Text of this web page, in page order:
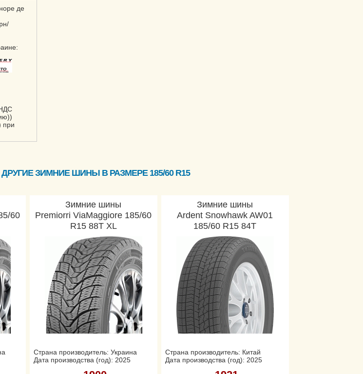
де
при
ДРУГИЕ ЗИМНИЕ ШИНЫ В РАЗМЕРЕ 185/60 R15
60
Зимние шины
Premiorri ViaMaggiore 185/60
R15 88T XL
Страна производитель: Украина
Дата производства (год): 2025
Зимние шины
Ardent Snowhawk AW01
185/60 R15 84T
Страна производитель: Китай
Дата производства (год): 2025